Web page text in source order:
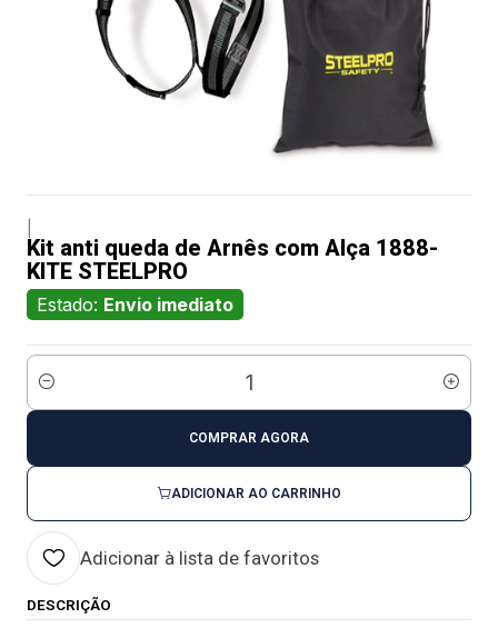
Kit anti queda de Arnês com Alça 1888-
KITE STEELPRO
Estado: Envio imediato
Quantidade
ADICIONAR AO CARRINHO
COMPRAR AGORA
Adicionar à lista de favoritos
DESCRIÇÃO